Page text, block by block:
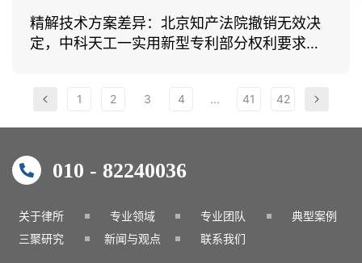
精解技术方案差异：北京知产法院撤销无效决
定，中科天工一实用新型专利部分权利要求重
1 2 3 4 ... 41 42
010 - 82240036
关于律所 专业领域 专业团队
典型案例
三聚研究
新闻与观点 联系我们